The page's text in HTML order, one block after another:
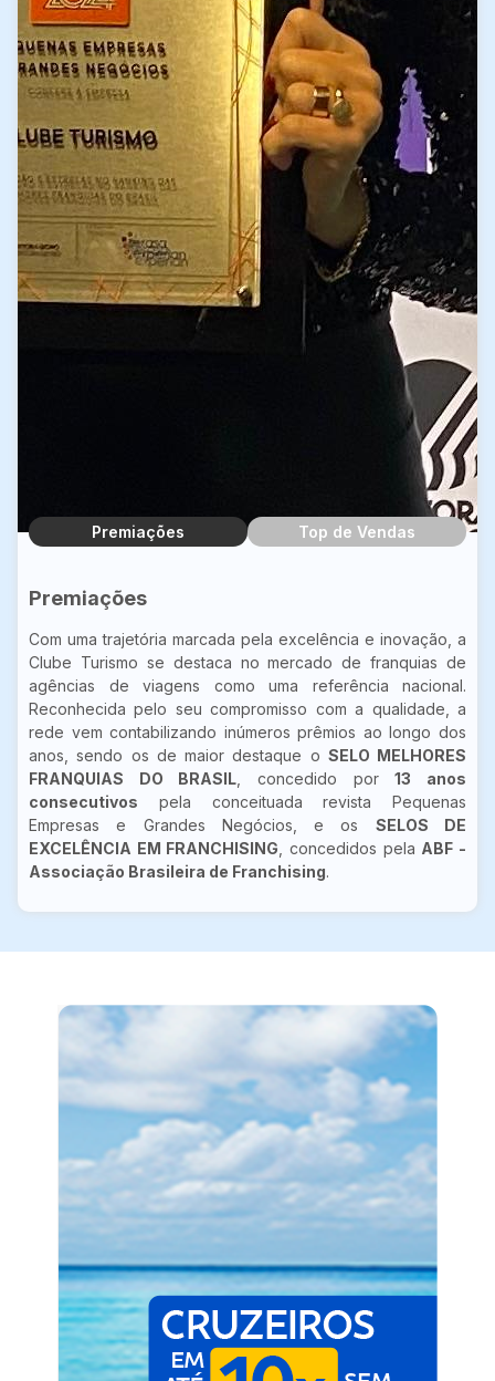
Premiações Top de Vendas
Premiações
Com uma trajetória marcada pela excelência e inovação, a
Clube Turismo se destaca no mercado de franquias de
agências de viagens como uma referência nacional.
Reconhecida pelo seu compromisso com a qualidade, a
rede vem contabilizando inúmeros prêmios ao longo dos
anos, sendo os de maior destaque o SELO MELHORES
FRANQUIAS DO BRASIL , concedido por13 anos
consecutivos pela conceituada revista Pequenas
Empresas e Grandes Negócios, e os SELOS DE
EXCELÊNCIA EM FRANCHISING , concedidos pela ABF -
Associação Brasileira de Franchising.